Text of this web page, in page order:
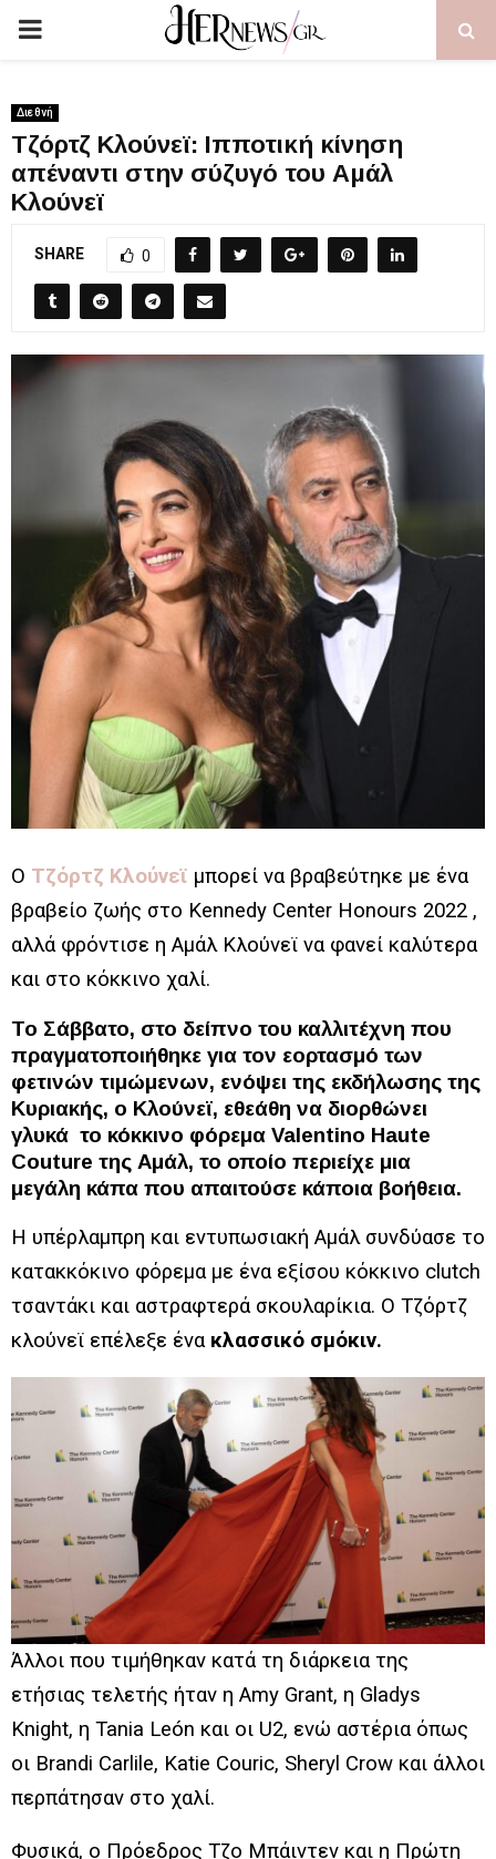
PRIMARY
Διεθνή
Τζόρτζ Κλούνεϊ: Ιπποτική κίνηση
απέναντι στην σύζυγό του Αμάλ
Κλούνεϊ
SHARE 0
Ο Τζόρτζ Κλούνεϊ μπορεί να βραβεύτηκε με ένα
βραβείο ζωής στο Kennedy Center Honours 2022 ,
αλλά φρόντισε η Αμάλ Κλούνεϊ να φανεί καλύτερα
και στο κόκκινο χαλί.
Το Σάββατο, στο δείπνο του καλλιτέχνη που
πραγματοποιήθηκε για τον εορτασμό των
φετινών τιμώμενων, ενόψει της εκδήλωσης της
Κυριακής, ο Κλούνεϊ, εθεάθη να διορθώνει
γλυκά το κόκκινο φόρεμα Valentino Haute
Couture της Αμάλ, το οποίο περιείχε μια
μεγάλη κάπα που απαιτούσε κάποια βοήθεια.
Η υπέρλαμπρη και εντυπωσιακή Αμάλ συνδύασε το
κατακκόκινο φόρεμα με ένα εξίσου κόκκινο clutch
τσαντάκι και αστραφτερά σκουλαρίκια. Ο Τζόρτζ
κλούνεϊ επέλεξε ένα κλασσικό σμόκιν.
Άλλοι που τιμήθηκαν κατά τη διάρκεια της
ετήσιας τελετής ήταν η Amy Grant, η Gladys
Knight, η Tania León και οι U2, ενώ αστέρια όπως
οι Brandi Carlile, Katie Couric, Sheryl Crow και άλλοι
περπάτησαν στο χαλί.
Φυσικά, ο Πρόεδρος Τζο Μπάιντεν και η Πρώτη